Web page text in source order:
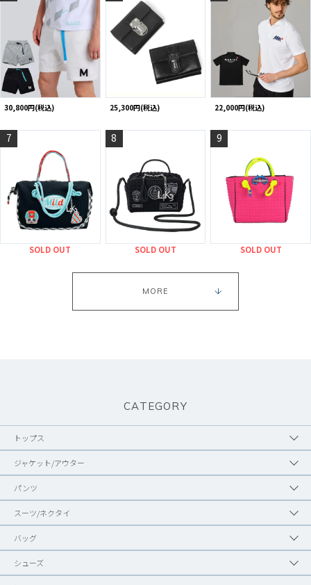
30,800円(税込) 25,300円(税込) 22,000円(税込)
7
SOLD OUT
8
SOLD OUT
9
SOLD OUT
MORE
CATEGORY
トップス
ジャケット/アウター
パンツ
スーツ/ネクタイ
バッグ
シューズ